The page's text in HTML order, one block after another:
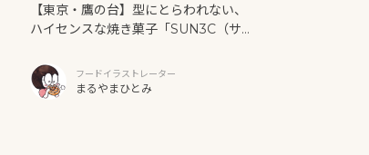
【東京・鷹の台】型にとらわれない、
ハイセンスな焼き菓子「SUN3C（サン
フードイラストレーター
まるやまひとみ